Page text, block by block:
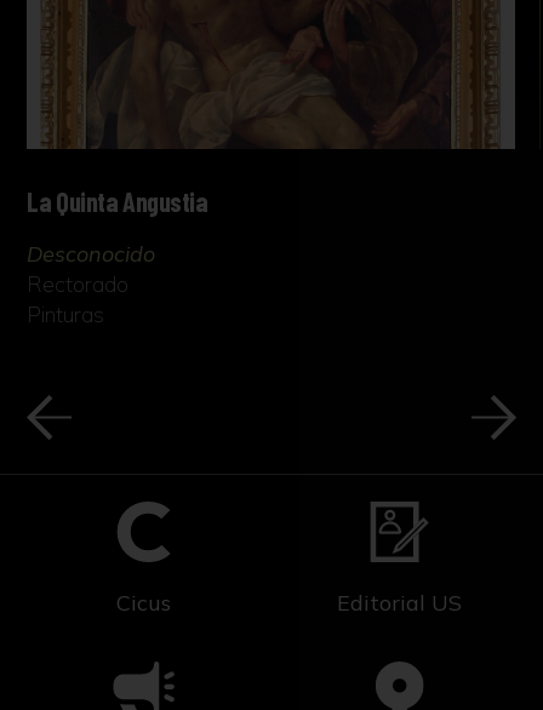
La Quinta Angustia
Desconocido
Rectorado
Pinturas
Cicus Editorial US